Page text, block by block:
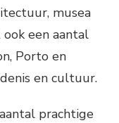
musea
een aantal
Porto en
en cultuur.
prachtige